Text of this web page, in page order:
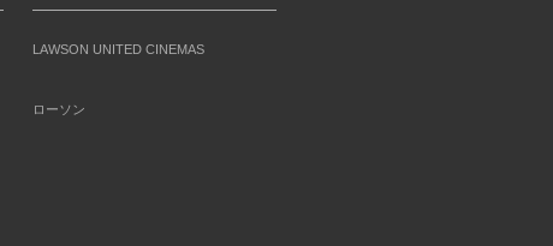
LAWSON UNITED CINEMAS
ローソン